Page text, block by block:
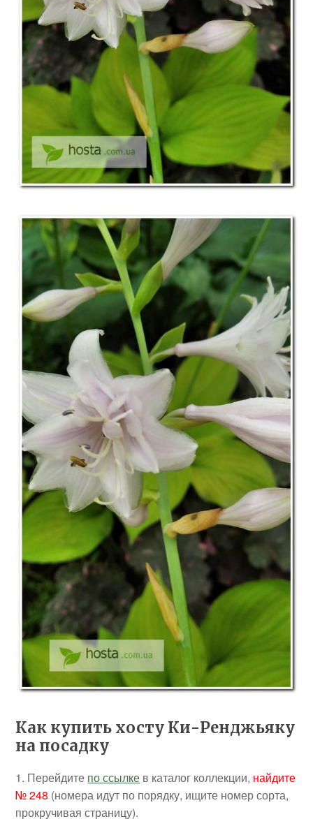
Как купить хосту Ки-Ренджьяку
на посадку
1. Перейдите по ссылке в каталог коллекции, найдите
№ 248 (номера идут по порядку, ищите номер сорта,
прокручивая страницу).